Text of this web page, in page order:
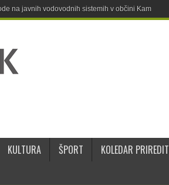
na javnih vodovodnih sistemih v občini Kamnik
KULTURA ŠPORT KOLEDAR